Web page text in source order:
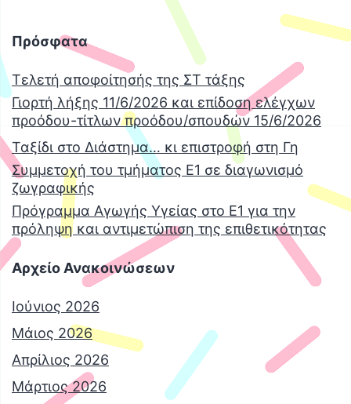
Πρόσφατα
Τελετή αποφοίτησής της ΣΤ τάξης
Γιορτή λήξης 11/6/2026 και επίδοση ελέγχων
προόδου-τίτλων προόδου/σπουδών 15/6/2026
Ταξίδι στο Διάστημα… κι επιστροφή στη Γη
Συμμετοχή του τμήματος Ε1 σε διαγωνισμό
ζωγραφικής
Πρόγραμμα Αγωγής Υγείας στο Ε1 για την
πρόληψη και αντιμετώπιση της επιθετικότητας
Αρχείο Ανακοινώσεων
Ιούνιος 2026
Μάιος 2026
Απρίλιος 2026
Μάρτιος 2026